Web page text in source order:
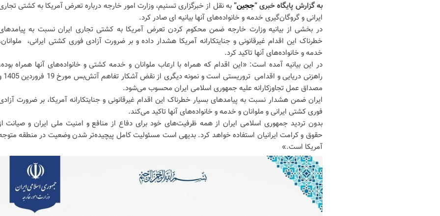
به گزارش پایگاه خبری “ججین”به نقل از خبرگزاری تسنیم، وزارت امور خارجه درباره تعرض آمریکا به کشتی
ایرانی و گروگان‌گیری خدمه و خانواده‌های آنها بیانیه ای صادر کرد.
در بخشی از بیانیه وزارت خارجه ضمن محکوم کردن تعرض آمریکا به کشتی تجاری ایران نسبت به
خطرناک این اقدام غیرقانونی و جنایتکارانه آمریکا هشدار داده و بر ضرورت آزادی فوری کشتی ایرانی،
خدمه و خانواده‌های آنها تاکید کرد.
در این بیانیه آمده است: «این اقدام که همراه با ارعاب ملوانان و خدمه کشتی و خانواده‌های آنها همراه
راهزنی دریایی و اقدامی
مصداق عمل تجاوزکارانه علیه جمهوری اسلامی ایران محسوب می‌شود.
ایران ضمن هشدار نسبت به پیامدهای بسیار خطرناک این اقدام غیرقانونی و جنایتکارانه آمریکا، بر ضرورت
فوری کشتی ایرانی و ملوانان و خدمه و خانواده‌های آنها تاکید می‌کند.
بدون تردید جمهوری اسلامی ایران از همه ظرفیت‌های خود برای دفاع از منافع و امنیت ملی ایران و صیانت
حقوق و کرامت ایرانیان استفاده خواهد کرد. بدیهی است مسئولیت کامل پیچیده‌تر شدن وضعیت در منطقه
آمریکا است.»